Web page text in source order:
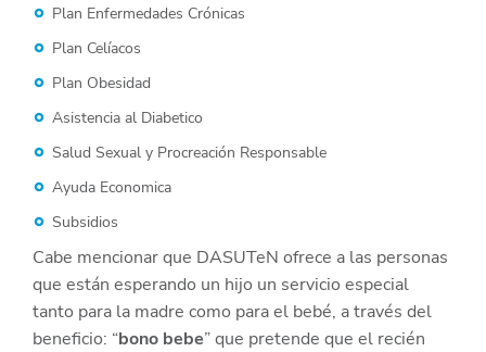
Plan Enfermedades Crónicas
Plan Celíacos
Plan Obesidad
Asistencia al Diabetico
Salud Sexual y Procreación Responsable
Ayuda Economica
Subsidios
Cabe mencionar que DASUTeN ofrece a las personas
que están esperando un hijo un servicio especial
tanto para la madre como para el bebé, a través del
beneficio: “bono bebe” que pretende que el recién